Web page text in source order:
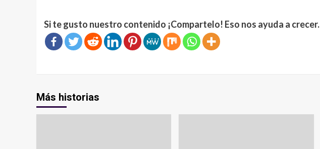
Si te gusto nuestro contenido ¡Compartelo! Eso nos ayuda a crecer.
Más historias